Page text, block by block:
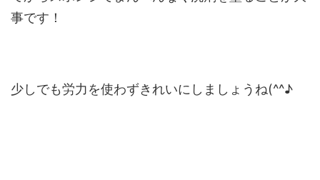
事です！
少しでも労力を使わずきれいにしましょうね(^^♪